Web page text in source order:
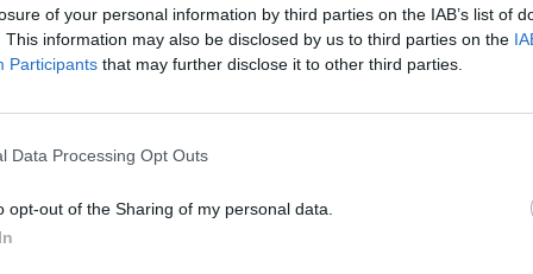
of your personal information by third parties on the IAB’s list of
This information may also be disclosed by us to third parties on the
Participants that may further disclose it to other third parties.
Data Processing Opt Outs
opt-out of the Sharing of my personal data.
"Venite allo stadio, vi divertirete!"
l'ex
sui Satanelli
14:53